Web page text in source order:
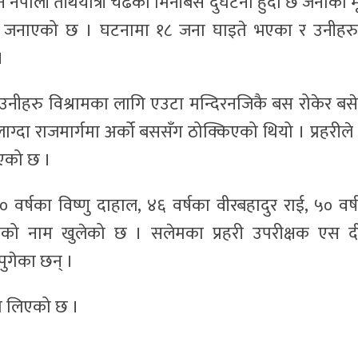
जनाएको छ । घटनामा १८ जना घाइते भएका र
विश्रामका लागि एउटा मन्दिरनजिकै बस रोकेर
राजमार्गमा अर्को बससँग ठोक्किएको थियो ।
छ ।
विष्णु दाहाल, ४६ वर्षका वीरबहादुर राई, ५०
नाम खुलेको छ । सलेमका प्रहरी उपरीक्षक एस
छन् ।
लिएको छ ।